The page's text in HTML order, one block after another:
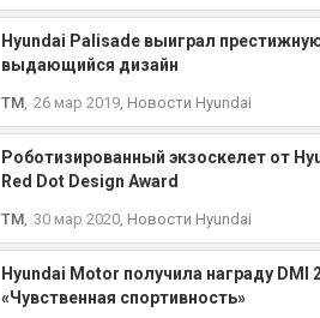
Hyundai Palisade выиграл
выдающийся дизайн
TM, 26 мар 2019, Новости Hyundai
Роботизированный экзоскелет от
Red Dot Design Award
TM, 30 мар 2020, Новости Hyundai
Hyundai Motor получила награду
«Чувственная спортивность»